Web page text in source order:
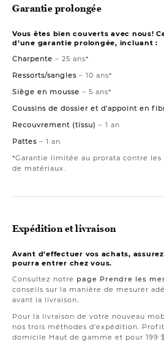
Garantie prolongée
Vous êtes bien couverts avec nous!
d’une garantie prolongée, incluant :
Charpente – 25 ans*
Ressorts/sangles – 10 ans*
Siège en mousse – 5 ans*
Coussins de dossier et d’appoint en
Recouvrement (tissu) – 1 an
Pattes – 1 an
*Garantie limitée au prorata contre
de matériaux.
Expédition et livraison
Avant d’effectuer vos achats,
pourra entrer chez vous.
Consultez notre page Prendre les
conseils sur la manière de mesurer
avant la livraison.
Pour la livraison de votre nouveau
nos trois méthodes d’expédition.
domicile Haut de gamme et pour 199